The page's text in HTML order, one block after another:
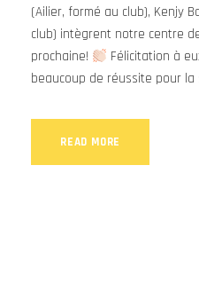
(Ailier, formé au club), Kenjy
club) intègrent notre centre
prochaine!
Félicitation à
beaucoup de réussite pour la
READ MORE